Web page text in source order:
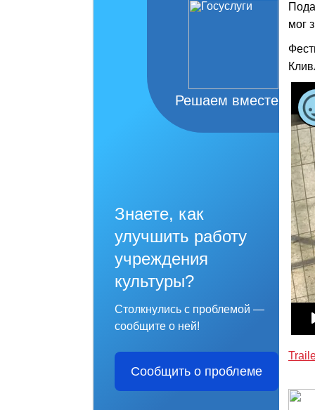
Решаем вместе
Знаете, как
улучшить работу
учреждения
культуры?
Столкнулись с проблемой —
сообщите о ней!
Сообщить о проблеме
мог